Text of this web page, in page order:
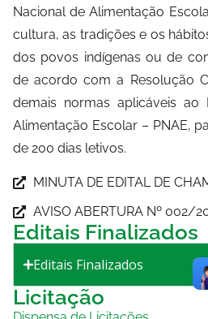
Nacional de Alimentação
cultura, as tradições e os
dos povos indígenas ou de
de acordo com a Resolução
demais normas aplicáveis ao
Alimentação Escolar – PNAE,
de 200 dias letivos.
MINUTA DE EDITAL DE
AVISO ABERTURA Nº 002/
Editais Finalizados
Editais Finalizados
Licitação